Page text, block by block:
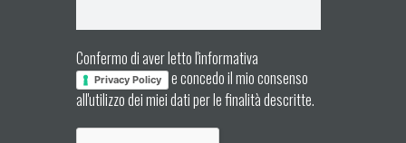
Confermo di aver letto l'informativa
Privacy Policy
e concedo il mio consenso
all'utilizzo dei miei dati per le finalità descritte.